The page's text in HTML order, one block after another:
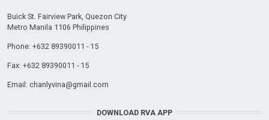
Buick St. Fairview Park, Quezon City
Metro Manila 1106 Philippines
Phone: +632 89390011 - 15
Fax: +632 89390011 - 15
Email: chanlyvina@gmail.com
DOWNLOAD RVA APP